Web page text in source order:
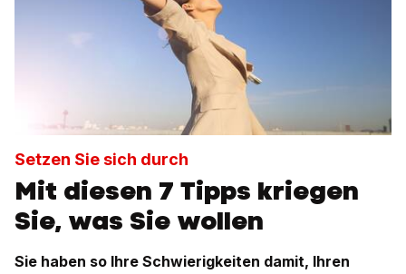
Setzen Sie sich durch
Mit diesen 7 Tipps kriegen
Sie, was Sie wollen
Sie haben so Ihre Schwierigkeiten damit, Ihren